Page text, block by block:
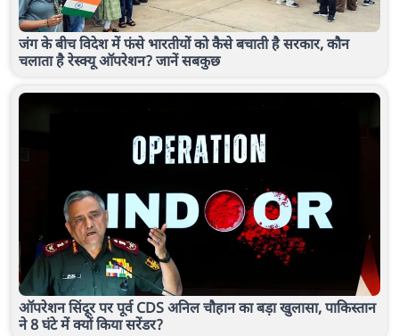
जंग के बीच विदेश में फंसे भारतीयों को कैसे बचाती है सरकार, कौन
चलाता है रेस्क्यू ऑपरेशन? जानें सबकुछ
ऑपरेशन सिंदूर पर पूर्व CDS अनिल चौहान का बड़ा खुलासा, पाकिस्तान
ने 8 घंटे में क्यों किया सरेंडर?